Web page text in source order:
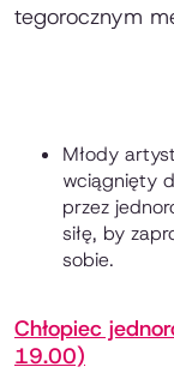
tegorocznym
Młody
wciągnięty
przez
siłę, by
sobie.
Chłopiec
19.00)